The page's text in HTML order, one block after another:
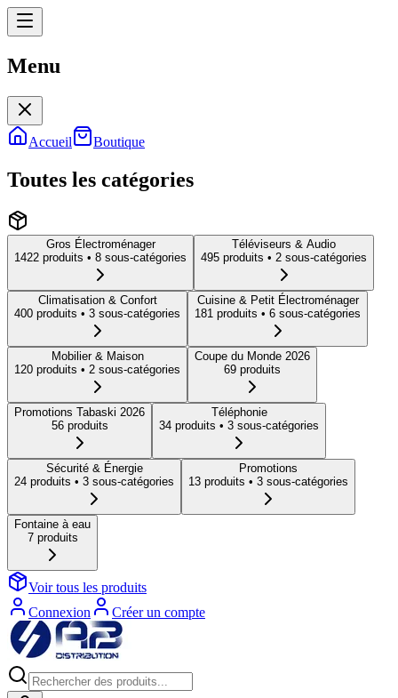
Menu
Accueil Boutique
Toutes les catégories
Gros Électroménager
1422 produits • 8 sous-catégories
Téléviseurs & Audio
495 produits • 2 sous-catégories
Climatisation & Confort
400 produits • 3 sous-catégories
Cuisine & Petit Électroménager
181 produits • 6 sous-catégories
Mobilier & Maison
120 produits • 2 sous-catégories
Coupe du Monde 2026
69 produits
Promotions Tabaski 2026
56produits
Téléphonie
34 produits • 3 sous-catégories
Sécurité & Énergie
24 produits • 3 sous-catégories
Promotions
13 produits • 3 sous-catégories
Fontaine à eau
7produits
Voir tous les produits
Connexion
Créer un compte